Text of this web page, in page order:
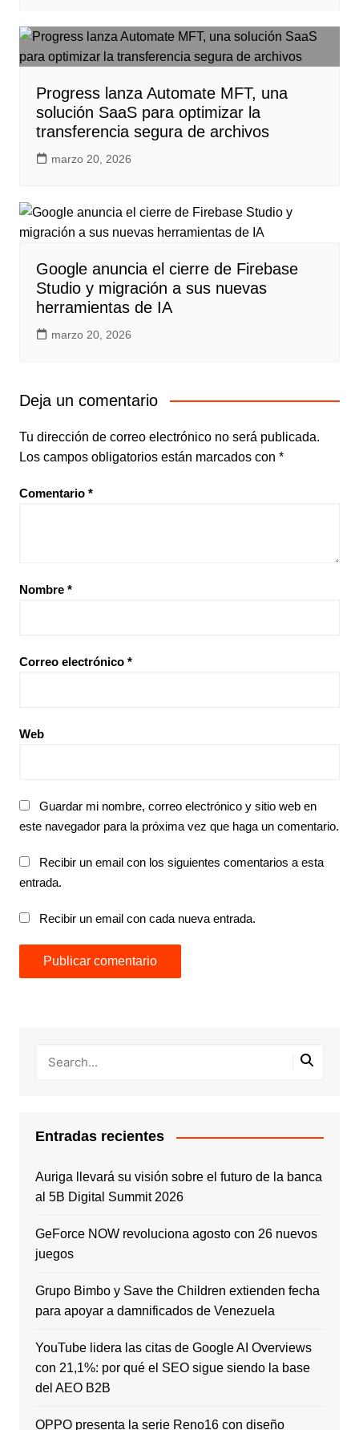
Progress lanza Automate MFT, una
solución SaaS para optimizar la
transferencia segura de archivos
marzo 20, 2026
Google anuncia el cierre de Firebase
Studio y migración a sus nuevas
herramientas de IA
marzo 20, 2026
Deja un comentario
Tu dirección de correo electrónico no será publicada.
Los campos obligatorios están marcados con *
Comentario *
Nombre *
Correo electrónico *
Web
Guardar mi nombre, correo electrónico y sitio web en
este navegador para la próxima vez que haga un comentario.
Recibir un email con los siguientes comentarios a esta
entrada.
Recibir un email con cada nueva entrada.
Entradas recientes
Auriga llevará su visión sobre el futuro de la banca
al 5B Digital Summit 2026
GeForce NOW revoluciona agosto con 26 nuevos
juegos
Grupo Bimbo y Save the Children extienden fecha
para apoyar a damnificados de Venezuela
YouTube lidera las citas de Google AI Overviews
con 21,1%: por qué el SEO sigue siendo la base
del AEO B2B
OPPO presenta la serie Reno16 con diseño